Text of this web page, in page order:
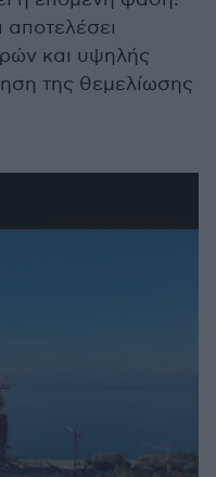
και υψηλής
της θεμελίωσης